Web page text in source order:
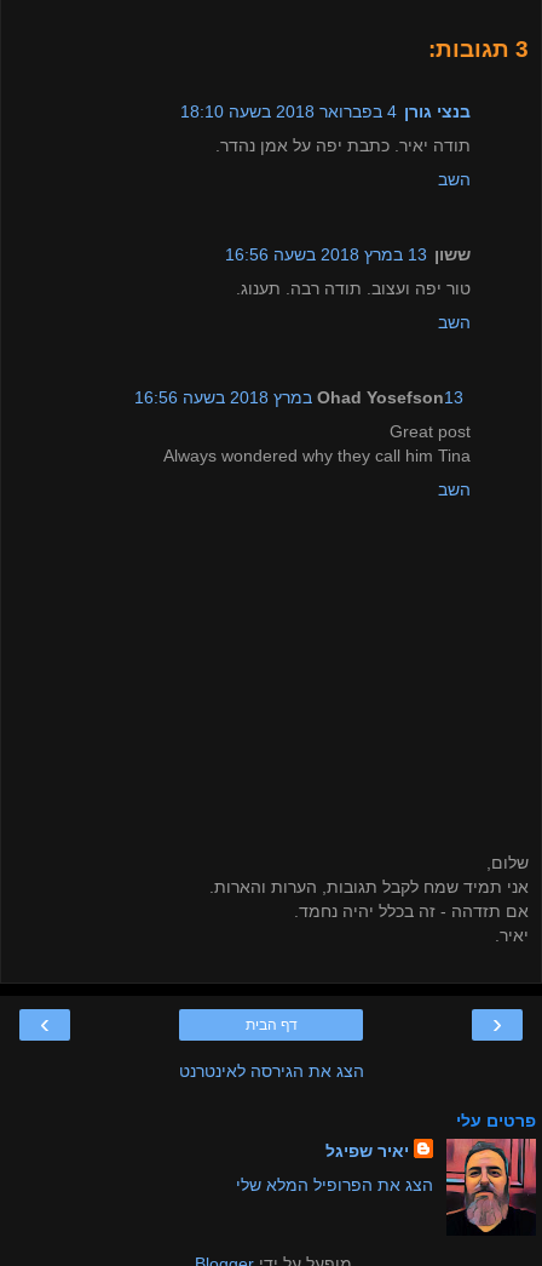
3 תגובות:
בנצי גורן 4 בפברואר 2018 בשעה 18:10
תודה יאיר. כתבת יפה על אמן נהדר.
השב
ששון 13 במרץ 2018 בשעה 16:56
טור יפה ועצוב. תודה רבה. תענוג.
השב
Ohad Yosefson13 במרץ 2018 בשעה 16:56
Great post
Always wondered why they call him Tina
השב
שלום,
אני תמיד שמח לקבל תגובות, הערות והארות.
אם תזדהה - זה בכלל יהיה נחמד.
יאיר.
‹
› דף הבית
הצג את הגירסה לאינטרנט
פרטים עלי
יאיר שפיגל
הצג את הפרופיל המלא שלי